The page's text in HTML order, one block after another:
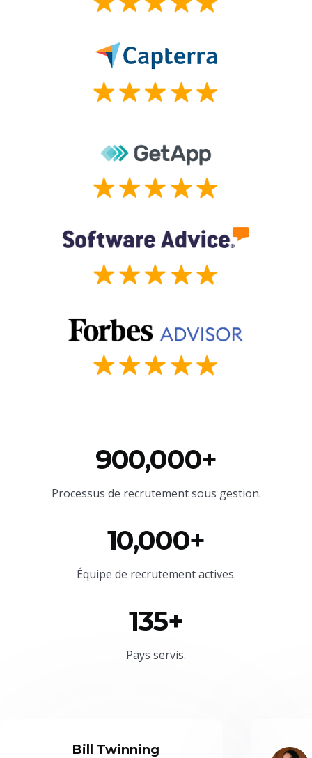
900,000+
Processus de recrutement sous gestion.
10,000+
Équipe de recrutement actives.
135+
Pays servis.
Bill Twinning